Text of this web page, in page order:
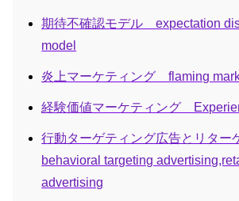
期待不確認モデル expectation
model
炎上マーケティング flaming
経験価値マーケティング
行動ターゲティング広告とリタ
behavioral targeting
advertising